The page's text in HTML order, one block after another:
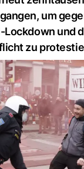
um
Lockdown und
zu